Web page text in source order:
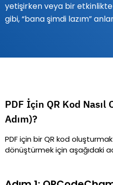
yetişirken veya bir
gibi, “bana şimdi lazım”
PDF İçin QR Kod Nasıl
Adım)?
PDF için bir QR kod
dönüştürmek için aşağıdaki